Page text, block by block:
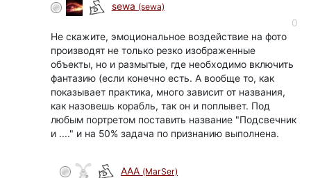
sewa (sewa)
0
Не скажите, эмоциональное воздействие на фото
производят не только резко изображенные
объекты, но и размытые, где необходимо включить
фантазию (если конечно есть. А вообще то, как
показывает практика, много зависит от названия,
как назовешь корабль, так он и поплывет. Под
любым портретом поставить название "Подсвечник
и ...." и на 50% задача по признанию выполнена.
ААА (MarSer)